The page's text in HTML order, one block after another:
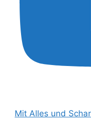
Mit Alles und